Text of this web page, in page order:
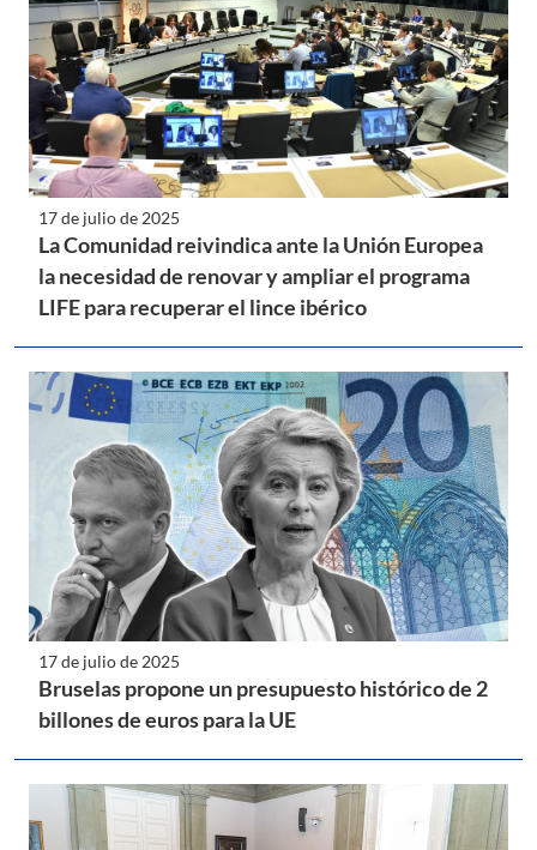
17 de julio de 2025
La Comunidad reivindica ante la Unión Europea
la necesidad de renovar y ampliar el programa
LIFE para recuperar el lince ibérico
17 de julio de 2025
Bruselas propone un presupuesto histórico de 2
billones de euros para la UE